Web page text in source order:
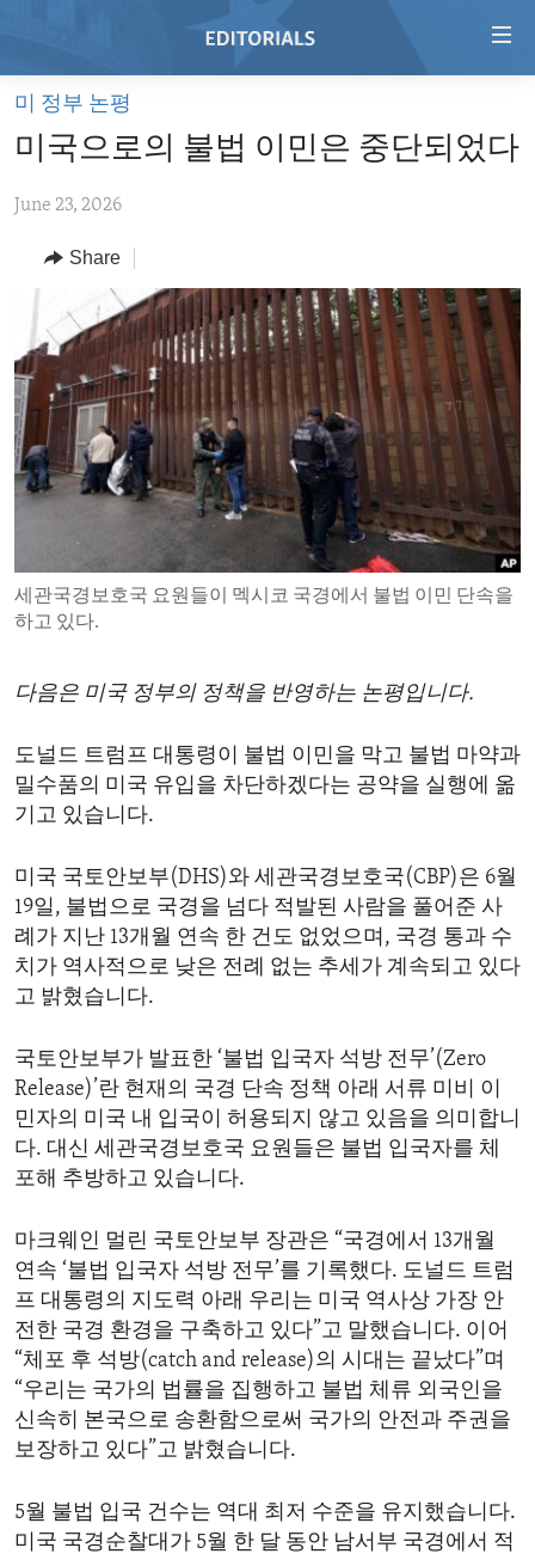
Skip
main
Skip
to
Search
HOME
VIDEO
RADIO
REGIONS
AMERICAS
ASIA
EUROPE
MIDDLE EAST
HUMAN RIGHTS
SECURITY AND DEFENSE
AID AND DEVELOPMENT
DEMOCRACY AND GOVERNANCE
ECONOMY AND TRADE
ENVIRONMENT AND HEALTH
IDEALS AND INSTITUTIONS
ARCHIVE
ABOUT US
FOLLOW US
미 정부 논평
미국으로의 불법 이민은 중단되었다
June 23, 2026
Share
세관국경보호국 요원들이 멕시코 국경에서 불법 이민 단속을
하고 있다.
다음은 미국 정부의 정책을 반영하는 논평입니다.
도널드 트럼프 대통령이 불법 이민을 막고 불법 마약과
밀수품의 미국 유입을 차단하겠다는 공약을 실행에 옮
기고 있습니다.
미국 국토안보부(DHS)와 세관국경보호국(CBP)은 6월
19일, 불법으로 국경을 넘다 적발된 사람을 풀어준 사
례가 지난 13개월 연속 한 건도 없었으며, 국경 통과 수
치가 역사적으로 낮은 전례 없는 추세가 계속되고 있다
고 밝혔습니다.
국토안보부가 발표한 ‘불법 입국자 석방 전무’(Zero
Release)’란 현재의 국경 단속 정책 아래 서류 미비 이
민자의 미국 내 입국이 허용되지 않고 있음을 의미합니
다. 대신 세관국경보호국 요원들은 불법 입국자를 체
포해 추방하고 있습니다.
마크웨인 멀린 국토안보부 장관은 “국경에서 13개월
연속 ‘불법 입국자 석방 전무’를 기록했다. 도널드 트럼
프 대통령의 지도력 아래 우리는 미국 역사상 가장 안
전한 국경 환경을 구축하고 있다”고 말했습니다. 이어
“체포 후 석방(catch and release)의 시대는 끝났다”며
“우리는 국가의 법률을 집행하고 불법 체류 외국인을
신속히 본국으로 송환함으로써 국가의 안전과 주권을
보장하고 있다”고 밝혔습니다.
5월 불법 입국 건수는 역대 최저 수준을 유지했습니다.
미국 국경순찰대가 5월 한 달 동안 남서부 국경에서 적